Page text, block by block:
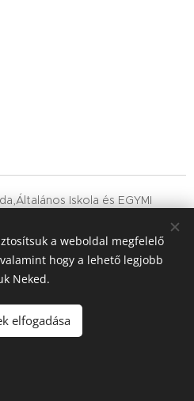
Iskola és EGYMI
tér 1.
365-483
Alapítvány
1-13
a weboldal megfelelő
hogy a lehető legjobb
Neked.
elfogadása